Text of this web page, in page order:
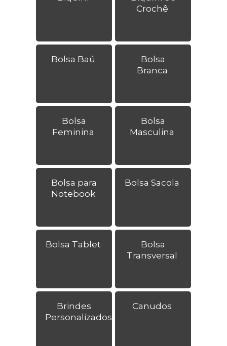
Crochê
Bolsa Baú
Bolsa
Branca
Bolsa
Feminina
Bolsa
Masculina
Bolsa para
Notebook
Bolsa Sacola
Bolsa Tablet
Bolsa
Transversal
Brindes
Personalizados
Canudos